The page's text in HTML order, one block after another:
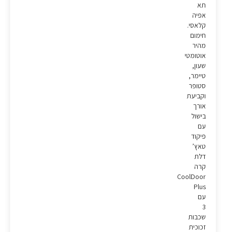
תא
אפיה
קלאסי.
חימום
מהיר
אוטומטי
שעון,
טיימר,
סטופר
וקביעת
אורך
בישול
עם
פיקוד
טאץ’
דלת
קרה
CoolDoor
Plus
עם
3
שכבות
זכוכית